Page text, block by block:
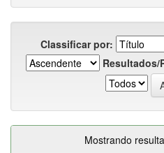
Classificar por:
Resultados/
Mostrando